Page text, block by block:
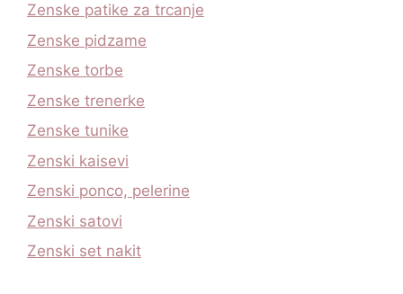
Zenske patike za trcanje
Zenske pidzame
Zenske torbe
Zenske trenerke
Zenske tunike
Zenski kaisevi
Zenski ponco, pelerine
Zenski satovi
Zenski set nakit